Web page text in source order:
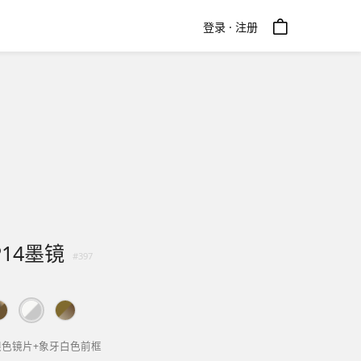
登录 · 注册
墨镜 #397
镜片+象牙白色前框